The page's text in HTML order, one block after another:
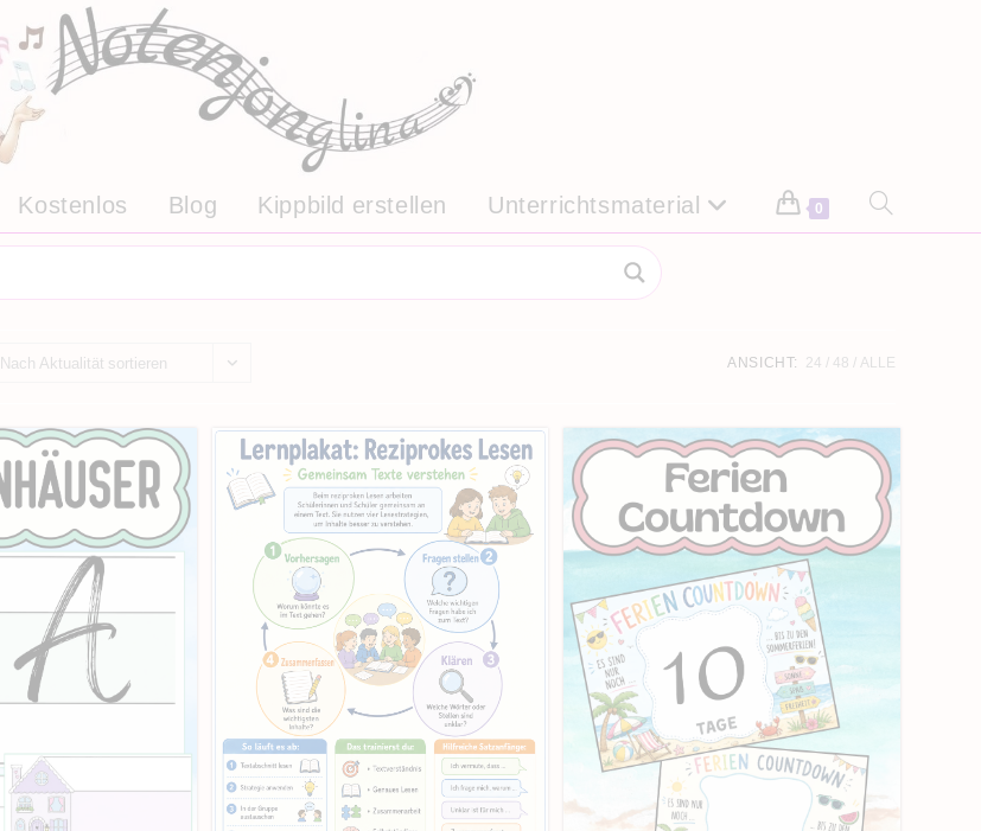
Kostenlos Blog Kippbild erstellen Unterrichtsmaterial 0 Website-
Nach Aktualität sortieren ANSICHT: 24 48 ALLE